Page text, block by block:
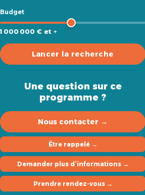
Budget
1 000 000 € et +
Lancer la recherche
Une question sur ce
programme ?
Nous contacter →
Être rappelé →
Demander plus d’informations →
Prendre rendez-vous →